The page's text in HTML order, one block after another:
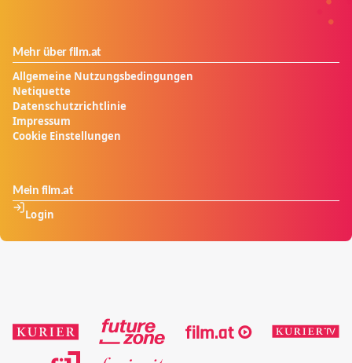
Mehr über film.at
Allgemeine Nutzungsbedingungen
Netiquette
Datenschutzrichtlinie
Impressum
Cookie Einstellungen
Mein film.at
Login